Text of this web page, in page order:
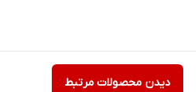
دیدن محصولات مرتبط